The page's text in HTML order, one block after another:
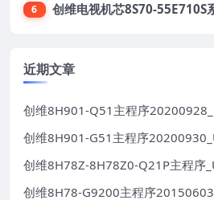
6 创维电视机芯8S70-55E710S
近期文章
创维8H901-Q51主程序
创维8H901-G51主程序
创维8H78Z-8H78Z0-Q21P主程序
创维8H78-G9200主程序